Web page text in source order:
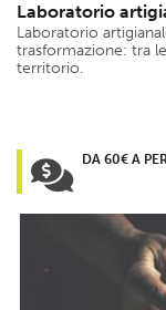
Laboratorio
Laboratorio
trasformazione: tra
territorio.
DA 60€ A